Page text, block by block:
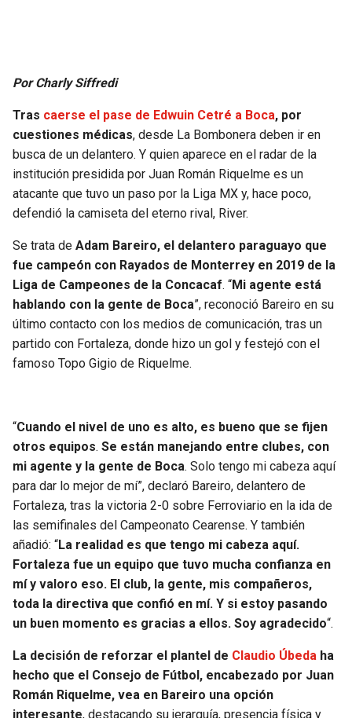
Por Charly Siffredi
Tras caerse el pase de Edwuin Cetré a Boca, por
cuestiones médicas, desde La Bombonera deben ir en
busca de un delantero. Y quien aparece en el radar de la
institución presidida por Juan Román Riquelme es un
atacante que tuvo un paso por la Liga MX y, hace poco,
defendió la camiseta del eterno rival, River.
Se trata de Adam Bareiro, el delantero paraguayo que
fue campeón con Rayados de Monterrey en 2019 de la
Liga de Campeones de la Concacaf. “Mi agente está
hablando con la gente de Boca”, reconoció Bareiro en su
último contacto con los medios de comunicación, tras un
partido con Fortaleza, donde hizo un gol y festejó con el
famoso Topo Gigio de Riquelme.
“Cuando el nivel de uno es alto, es bueno que se fijen
otros equipos. Se están manejando entre clubes, con
mi agente y la gente de Boca. Solo tengo mi cabeza aquí
para dar lo mejor de mí”, declaró Bareiro, delantero de
Fortaleza, tras la victoria 2-0 sobre Ferroviario en la ida de
las semifinales del Campeonato Cearense. Y también
añadió: “La realidad es que tengo mi cabeza aquí.
Fortaleza fue un equipo que tuvo mucha confianza en
mí y valoro eso. El club, la gente, mis compañeros,
toda la directiva que confió en mí. Y si estoy pasando
un buen momento es gracias a ellos. Soy agradecido“.
La decisión de reforzar el plantel de Claudio Úbeda ha
hecho que el Consejo de Fútbol, encabezado por Juan
Román Riquelme, vea en Bareiro una opción
interesante, destacando su jerarquía, presencia física y